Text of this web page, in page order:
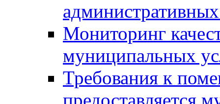
Мониторинг
муниципальных
Требования к